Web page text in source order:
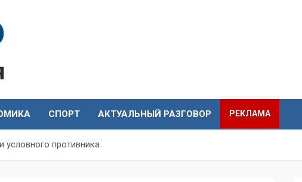
СПОРТ АКТУАЛЬНЫЙ РАЗГОВОР РЕКЛАМА
условного противника